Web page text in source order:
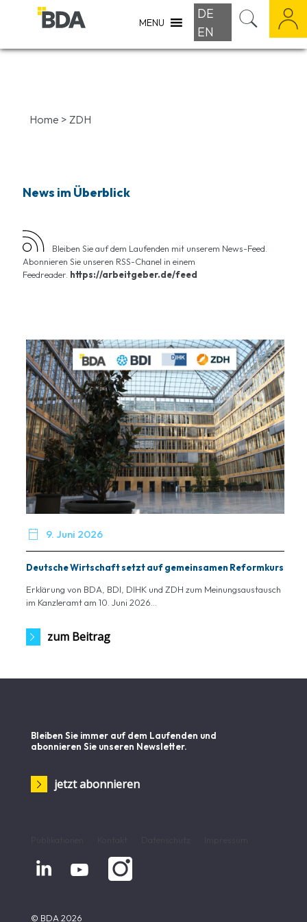
MENU
DE
EN
Home > ZDH
News im Überblick
Bleiben Sie auf dem Laufenden mit unserem News-Feed.
Abonnieren Sie unseren RSS-Chanel in einem
Feedreader. https://arbeitgeber.de/feed
 9. Juni 2026
Deutsche Wirtschaft setzt auf gemeinsamen Reformkurs
Erklärung von BDA, BDI, DIHK und ZDH zum Meinungsaustausch
im Kanzleramt am 10. Juni 2026...
zum Beitrag
Bleiben Sie immer auf dem Laufenden und
abonnieren Sie unseren Newsletter.
jetzt abonnieren
 
© BDA 2026